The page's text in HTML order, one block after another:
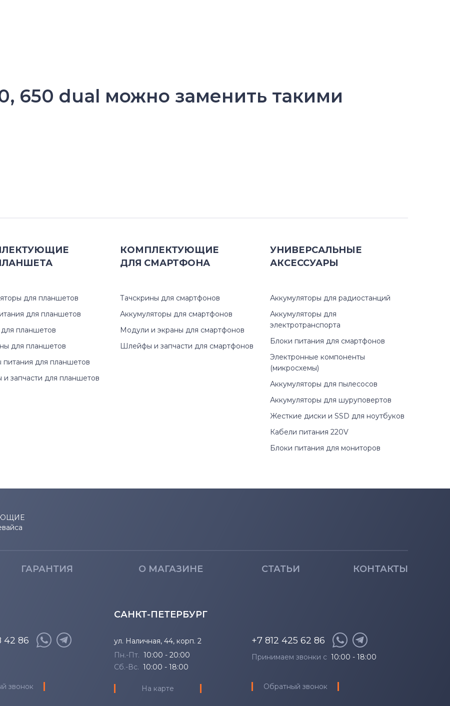
650 dual можно заменить такими
для планшетов
для планшетов
планшетов
для планшетов
питания для планшетов
запчасти для планшетов
КОМПЛЕКТУЮЩИЕ
ДЛЯ СМАРТФОНА
Тачскрины для смартфонов
Аккумуляторы для смартфонов
Модули и экраны для смартфонов
Шлейфы и запчасти для смартфонов
УНИВЕРСАЛЬНЫЕ
АКСЕССУАРЫ
Аккумуляторы для радиостанций
Аккумуляторы для
электротранспорта
Блоки питания для смартфонов
Электронные компоненты
(микросхемы)
Аккумуляторы для пылесосов
Аккумуляторы для шуруповертов
Жесткие диски и SSD для ноутбуков
Кабели питания 220V
Блоки питания для мониторов
ГАРАНТИЯ О МАГАЗИНЕ СТАТЬИ КОНТАКТЫ
42 86
звонок
САНКТ-ПЕТЕРБУРГ
ул. Наличная, 44, корп. 2
Пн.-Пт. 10:00 - 20:00
Сб.-Вс. 10:00 - 18:00
На карте
+7 812 425 62 86
Принимаем звонки с 10:00 - 18:00
Обратный звонок